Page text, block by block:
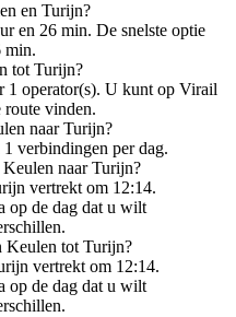
en Turijn?
en 26 min. De snelste optie
min.
tot Turijn?
1 operator(s). U kunt op Virail
vinden.
naar Turijn?
verbindingen per dag.
naar Turijn?
vertrekt om 12:14.
op de dag dat u wilt
Keulen tot Turijn?
vertrekt om 12:14.
op de dag dat u wilt